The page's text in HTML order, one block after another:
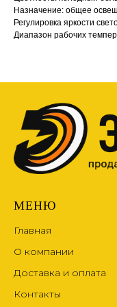
Назначение: общее
Регулировка яркости
Диапазон рабочих
МЕНЮ
Главная
О компании
Доставка и оплата
Контакты